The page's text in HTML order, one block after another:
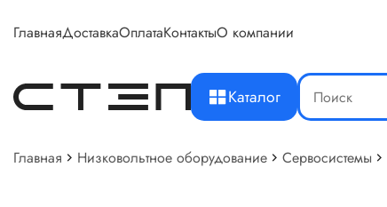
ГлавнаяДоставкаОплатаКонтактыО компании
Каталог
Главная Низковольтное оборудование Сервосистемы